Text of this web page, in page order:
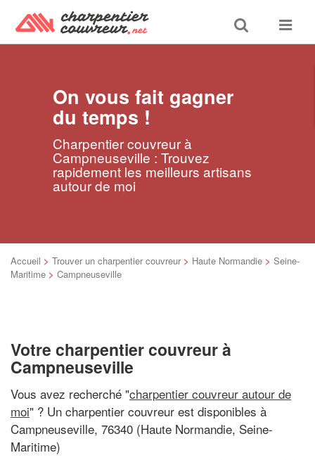
Toggle
search
Toggle
On vous fait gagner
du temps !
Charpentier couvreur à
Campneuseville : Trouvez
rapidement les meilleurs artisans
autour de moi
Accueil > Trouver un charpentier couvreur > Haute Normandie > Seine-
Maritime > Campneuseville
Votre charpentier couvreur à
Campneuseville
Vous avez recherché "charpentier couvreur autour de
moi" ? Un charpentier couvreur est disponibles à
Campneuseville, 76340 (Haute Normandie, Seine-
Maritime)